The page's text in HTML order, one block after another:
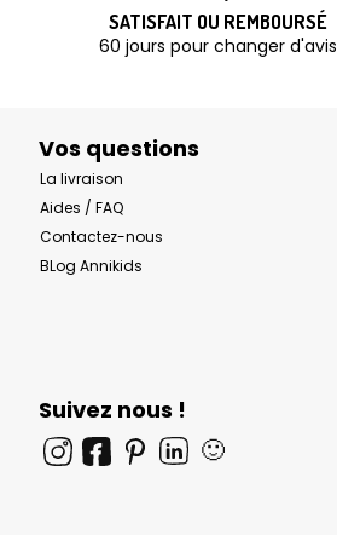
SATISFAIT OU REMBOURSÉ
60 jours pour changer d'avis
Vos questions
La livraison
Aides / FAQ
Contactez-nous
BLog Annikids
Suivez nous !
🙂